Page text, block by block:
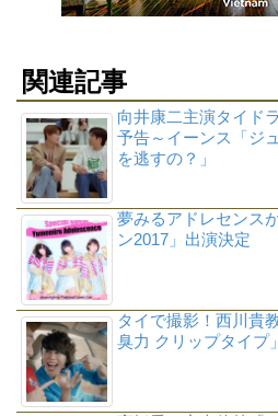
関連記事
向井康二主演タイド
予告～イーンス「ジ
を逃すの？」
夢みるアドレセンス
ン2017」出演決定
タイで撮影！西川貴
臭力 クリップタイプ